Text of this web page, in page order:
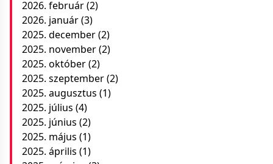
2026. február(2)
2026. január(3)
2025. december(2)
2025. november(2)
2025. október(2)
2025. szeptember(2)
2025. augusztus (1)
2025. július (4)
2025. június (2)
2025. május (1)
2025. április (1)